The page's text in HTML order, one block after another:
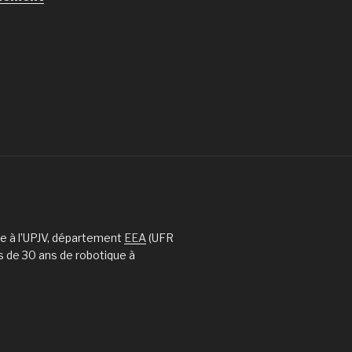
l’UPJV, département EEA (UFR
de 30 ans de robotique à